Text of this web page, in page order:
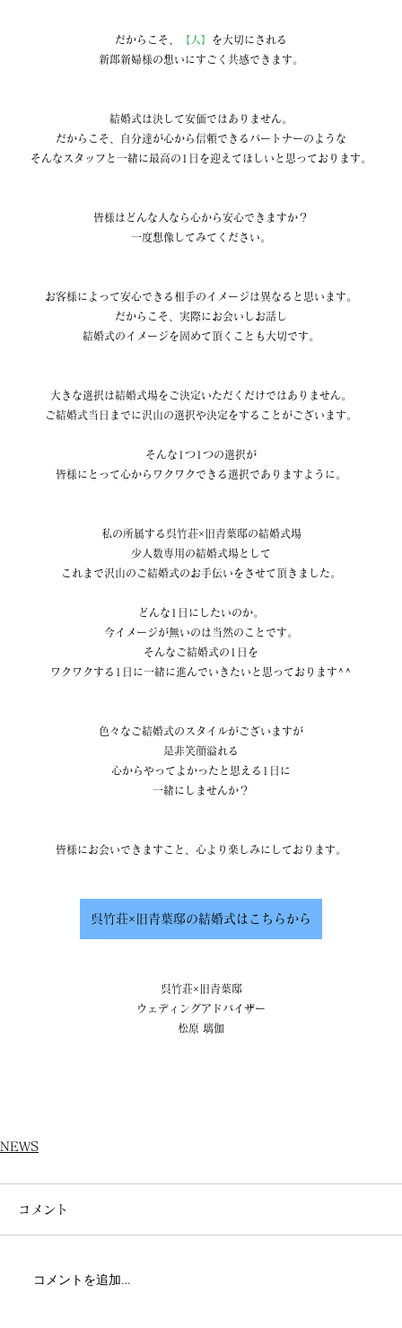
だからこそ、 【人】 を大切にされる
新郎新婦様の想いにすごく共感できます。
結婚式は決して安価ではありません。
だからこそ、自分達が心から信頼できるパートナーのような
そんなスタッフと一緒に最高の1日を迎えてほしいと思っております。
皆様はどんな人なら心から安心できますか？
一度想像してみてください。
お客様によって安心できる相手のイメージは異なると思います。
だからこそ、実際にお会いしお話し
結婚式のイメージを固めて頂くことも大切です。
大きな選択は結婚式場をご決定いただくだけではありません。
ご結婚式当日までに沢山の選択や決定をすることがございます。
そんな1つ1つの選択が
皆様にとって心からワクワクできる選択でありますように。
私の所属する呉竹荘×旧青葉邸の結婚式場
少人数専用の結婚式場として
これまで沢山のご結婚式のお手伝いをさせて頂きました。
どんな1日にしたいのか。
今イメージが無いのは当然のことです。
そんなご結婚式の1日を
ワクワクする1日に一緒に進んでいきたいと思っております^^
色々なご結婚式のスタイルがございますが
是非笑顔溢れる
心からやってよかったと思える1日に
一緒にしませんか？
皆様にお会いできますこと、心より楽しみにしております。
呉竹荘×旧青葉邸の結婚式はこちらから
呉竹荘×旧青葉邸
ウェディングアドバイザー
松原 璃伽
NEWS
コメント
コメントを追加…